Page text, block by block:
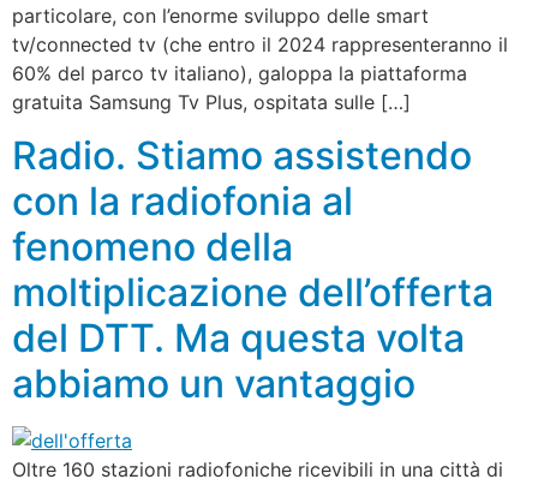
particolare, con l’enorme sviluppo delle smart
tv/connected tv (che entro il 2024 rappresenteranno il
60% del parco tv italiano), galoppa la piattaforma
gratuita Samsung Tv Plus, ospitata sulle […]
Radio. Stiamo assistendo
con la radiofonia al
fenomeno della
moltiplicazione dell’offerta
del DTT. Ma questa volta
abbiamo un vantaggio
Oltre 160 stazioni radiofoniche ricevibili in una città di